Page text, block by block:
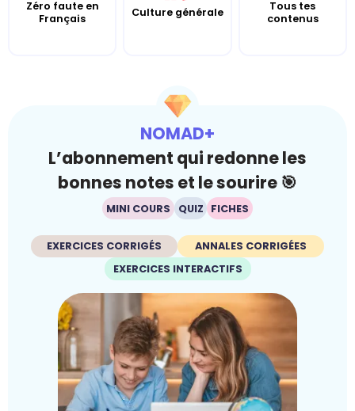
Zéro faute en
Français
Culture générale
Tous tes
contenus
NOMAD+
L’abonnement qui redonne les
bonnes notes et le sourire 🎯
MINI COURS QUIZ FICHES
EXERCICES CORRIGÉS
ANNALES CORRIGÉES
EXERCICES INTERACTIFS